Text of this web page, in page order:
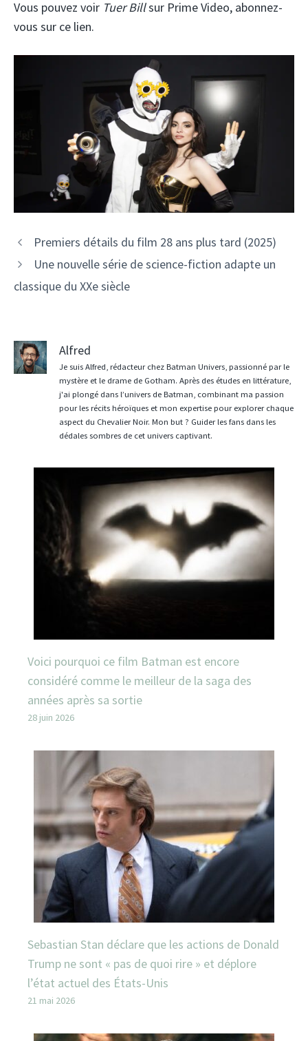
Vous pouvez voir Tuer Billsur Prime Video, abonnez-
vous sur ce lien.
Premiers détails du film 28 ans plus tard (2025)
Une nouvelle série de science-fiction adapte un
classique du XXe siècle
Alfred
Je suis Alfred, rédacteur chez Batman Univers, passionné par le
mystère et le drame de Gotham. Après des études en littérature,
j'ai plongé dans l’univers de Batman, combinant ma passion
pour les récits héroïques et mon expertise pour explorer chaque
aspect du Chevalier Noir. Mon but ? Guider les fans dans les
dédales sombres de cet univers captivant.
Voici pourquoi ce film Batman est encore
considéré comme le meilleur de la saga des
années après sa sortie
28 juin 2026
Sebastian Stan déclare que les actions de Donald
Trump ne sont « pas de quoi rire » et déplore
l’état actuel des États-Unis
21 mai 2026